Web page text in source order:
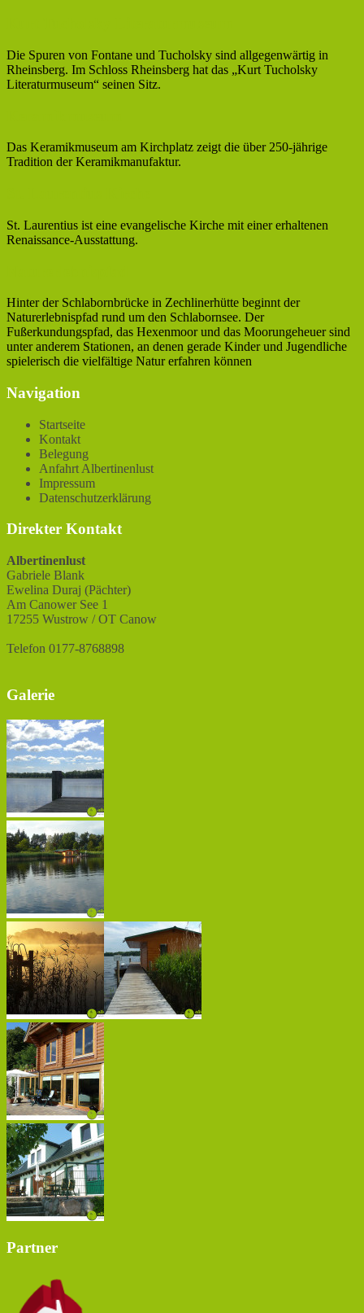
Die Spuren von Fontane und Tucholsky sind allgegenwärtig in
Rheinsberg. Im Schloss Rheinsberg hat das „Kurt Tucholsky
Literaturmuseum“ seinen Sitz.
Das Keramikmuseum am Kirchplatz zeigt die über 250-jährige
Tradition der Keramikmanufaktur.
St. Laurentius ist eine evangelische Kirche mit einer erhaltenen
Renaissance-Ausstattung.
Hinter der Schlabornbrücke in Zechlinerhütte beginnt der
Naturerlebnispfad rund um den Schlabornsee. Der
Fußerkundungspfad, das Hexenmoor und das Moorungeheuer sind
unter anderem Stationen, an denen gerade Kinder und Jugendliche
spielerisch die vielfältige Natur erfahren können
Navigation
Startseite
Kontakt
Belegung
Anfahrt Albertinenlust
Impressum
Datenschutzerklärung
Direkter Kontakt
Albertinenlust
Gabriele Blank
Ewelina Duraj (Pächter)
Am Canower See 1
17255 Wustrow / OT Canow
Telefon 0177-8768898
Galerie
Partner